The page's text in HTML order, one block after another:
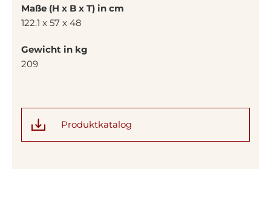
Maße (H x B x T) in cm
122.1 x 57 x 48
Gewicht in kg
209
Produktkatalog